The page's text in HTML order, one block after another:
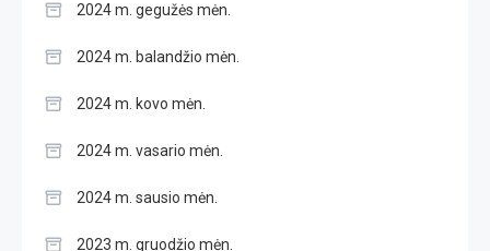
2024 m. gegužės mėn.
2024 m. balandžio mėn.
2024 m. kovo mėn.
2024 m. vasario mėn.
2024 m. sausio mėn.
2023 m. gruodžio mėn.